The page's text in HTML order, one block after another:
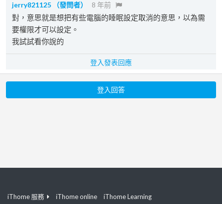
jerry821125
（發問者） 8 年前
對，意思就是想把有些電腦的睡眠設定取消的意思，以為需
要權限才可以設定。
我試試看你說的
登入發表回應
登入回答
iThome 服務 iThome online iThome Learning